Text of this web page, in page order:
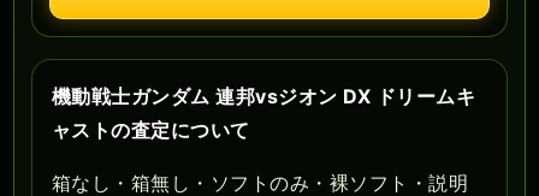
機動戦士ガンダム 連邦vsジオン DX ドリームキ
ャストの査定について
箱なし・箱無し・ソフトのみ・裸ソフト・説明